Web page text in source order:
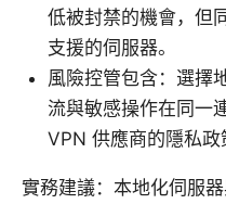
低被封禁的機會，但
支援的伺服器。
風險控管包含：選擇
流與敏感操作在同一
VPN 供應商的隱私政
實務建議：本地化伺服